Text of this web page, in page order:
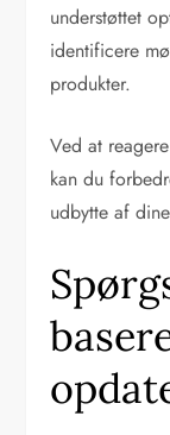
understøttet
identificere
produkter.
Ved at
kan du
udbytte af